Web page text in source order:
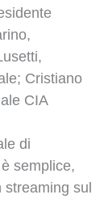
Cristiano
CIA
di
semplice,
sul